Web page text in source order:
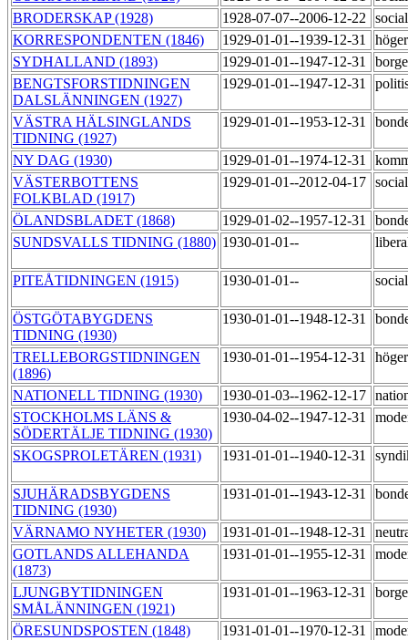
BRODERSKAP (1928)
1928-07-07--2006-12-22
KORRESPONDENTEN (1846)
1929-01-01--1939-12-31
SYDHALLAND (1893)
1929-01-01--1947-12-31
BENGTSFORSTIDNINGEN
DALSLÄNNINGEN (1927)
1929-01-01--1947-12-31
VÄSTRA HÄLSINGLANDS
TIDNING (1927)
1929-01-01--1953-12-31
NY DAG (1930) 1929-01-01--1974-12-31
VÄSTERBOTTENS
FOLKBLAD (1917)
1929-01-01--2012-04-17
ÖLANDSBLADET (1868) 1929-01-02--1957-12-31
SUNDSVALLS TIDNING (1880) 1930-01-01--
PITEÅTIDNINGEN (1915) 1930-01-01--
ÖSTGÖTABYGDENS
TIDNING (1930)
1930-01-01--1948-12-31
TRELLEBORGSTIDNINGEN
(1896)
1930-01-01--1954-12-31
NATIONELL TIDNING (1930) 1930-01-03--1962-12-17
STOCKHOLMS LÄNS &
SÖDERTÄLJE TIDNING (1930)
1930-04-02--1947-12-31
SKOGSPROLETÄREN (1931) 1931-01-01--1940-12-31
SJUHÄRADSBYGDENS
TIDNING (1930)
1931-01-01--1943-12-31
VÄRNAMO NYHETER (1930) 1931-01-01--1948-12-31
GOTLANDS ALLEHANDA
(1873)
1931-01-01--1955-12-31
LJUNGBYTIDNINGEN
SMÅLÄNNINGEN (1921)
1931-01-01--1963-12-31
ÖRESUNDSPOSTEN (1848) 1931-01-01--1970-12-31